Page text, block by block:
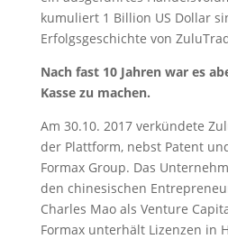
kumuliert 1 Billion US Dollar
Erfolgsgeschichte von
Nach fast 10 Jahren war es
Kasse zu machen.
Am 30.10. 2017 verkündete
der Plattform, nebst Patent
Formax Group. Das
den chinesischen
Charles Mao als Venture
Formax unterhält Lizenzen in